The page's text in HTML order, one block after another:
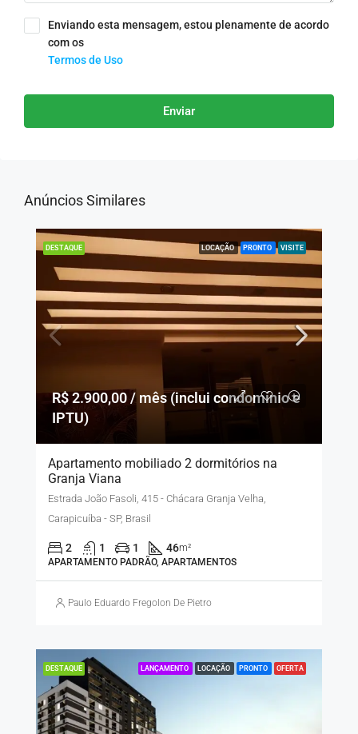
Enviando esta mensagem, estou plenamente de acordo
com os
Termos de Uso
Enviar
Anúncios Similares
DESTAQUE LOCAÇÃO PRONTO VISITE
R$ 2.900,00 / mês (inclui condomínio e
IPTU)
Apartamento mobiliado 2 dormitórios na
Granja Viana
Estrada João Fasoli, 415 - Chácara Granja Velha,
Carapicuíba - SP, Brasil
2 1 1 46m²
APARTAMENTO PADRÃO, APARTAMENTOS
Paulo Eduardo Fregolon De Pietro
DESTAQUE LANÇAMENTO LOCAÇÃO PRONTO OFERTA